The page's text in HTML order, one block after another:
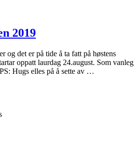
2019
og det er på tide å ta fatt på høstens
oppatt laurdag 24.august. Som vanleg
Hugs elles på å sette av …